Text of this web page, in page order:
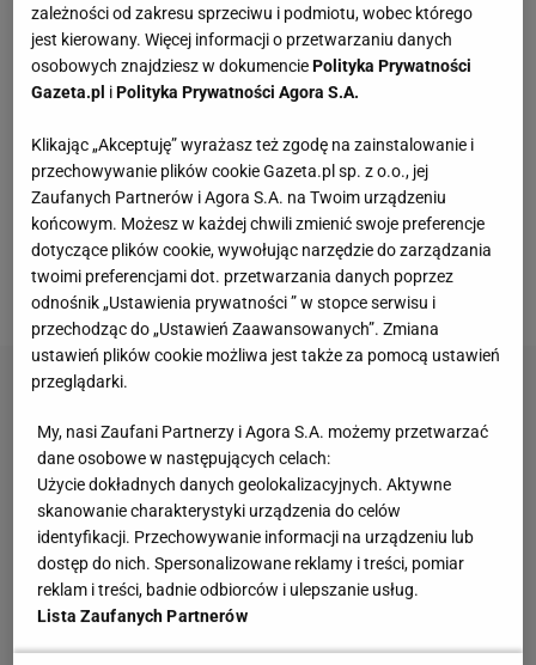
W piątek w Łodzi w swoim pierwszym meczu
mistrzostw Europy 2019 Polska zmierzy się ze
Słowenią.Początek spotkania o godzinie 20.30,
W grupie B zagramy jeszcze z: - Portugalią (24
sierpnia, godz. 20.30) - Ukrainą (26 sierpnia, godz.
20.30) - Belgią (28 sierpnia, godz. 17.30) - Włochami
(29 sierpnia, godz. 20.30)
zależności od zakresu sprzeciwu i podmiotu, wobec którego
jest kierowany. Więcej informacji o przetwarzaniu danych
osobowych znajdziesz w dokumenciePolityka Prywatności
Gazeta.pl iPolityka Prywatności Agora S.A.
Klikając „Akceptuję” wyrażasz też zgodę na zainstalowanie i
przechowywanie plików cookie Gazeta.pl sp. z o.o., jej
Zaufanych Partnerów i Agora S.A. na Twoim urządzeniu
końcowym. Możesz w każdej chwili zmienić swoje preferencje
dotyczące plików cookie, wywołując narzędzie do zarządzania
twoimi preferencjami dot. przetwarzania danych poprzez
odnośnik „Ustawienia prywatności ” w stopce serwisu i
przechodząc do „Ustawień Zaawansowanych”. Zmiana
ustawień plików cookie możliwa jest także za pomocą ustawień
przeglądarki.
My, nasi Zaufani Partnerzy i Agora S.A. możemy przetwarzać
dane osobowe w następujących celach:
Użycie dokładnych danych geolokalizacyjnych. Aktywne
skanowanie charakterystyki urządzenia do celów
identyfikacji. Przechowywanie informacji na urządzeniu lub
dostęp do nich. Spersonalizowane reklamy i treści, pomiar
reklam i treści, badnie odbiorców i ulepszanie usług.
Lista Zaufanych Partnerów